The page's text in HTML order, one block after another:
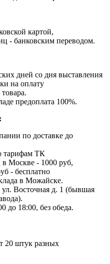
картой,
- банковским переводом.
дней со дня выставления
на оплату
предоплата 100%.
по доставке до
тарифам ТК
в Москве - 1000 руб,
- бесплатно
в Можайске.
Восточная д. 1 (бывшая
до 18:00, без обеда.
20 штук разных